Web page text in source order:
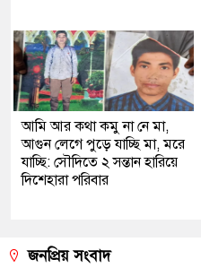
আমি আর কথা কমু না নে মা,
আগুন লেগে পুড়ে যাচ্ছি মা, মরে
যাচ্ছি: সৌদিতে ২ সন্তান হারিয়ে
দিশেহারা পরিবার
জনপ্রিয় সংবাদ